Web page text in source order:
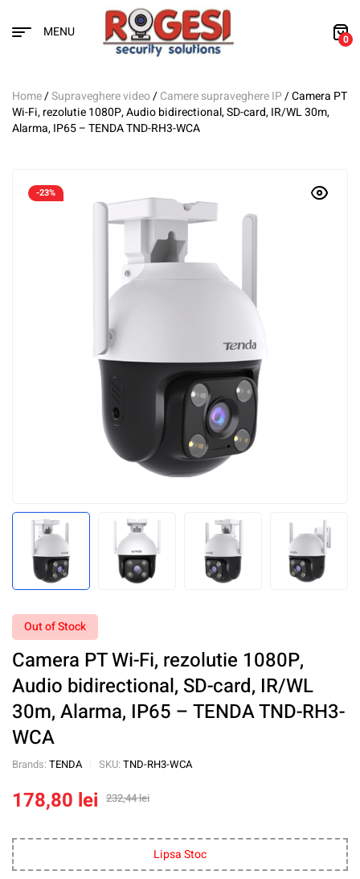
MENU 0
Home/Supraveghere video/Camere supraveghere IP/ Camera PT
Wi-Fi, rezolutie 1080P, Audio bidirectional, SD-card, IR/WL 30m,
Alarma, IP65 – TENDA TND-RH3-WCA
-23%
Out of Stock
Camera PT Wi-Fi, rezolutie 1080P,
Audio bidirectional, SD-card, IR/WL
30m, Alarma, IP65 – TENDA TND-RH3-
WCA
Brands: TENDA SKU: TND-RH3-WCA
232,44lei
178,80 lei
Lipsa Stoc